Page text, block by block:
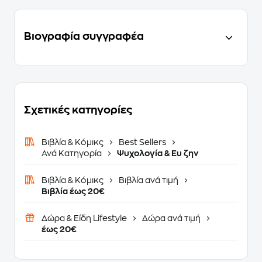
Βιογραφία συγγραφέα
Σχετικές κατηγορίες
Βιβλία & Κόμικς
Best Sellers
Ανά Κατηγορία
Ψυχολογία & Ευ ζην
Βιβλία & Κόμικς
Βιβλία ανά τιμή
Βιβλία έως 20€
Δώρα & Είδη Lifestyle
Δώρα ανά τιμή
έως 20€